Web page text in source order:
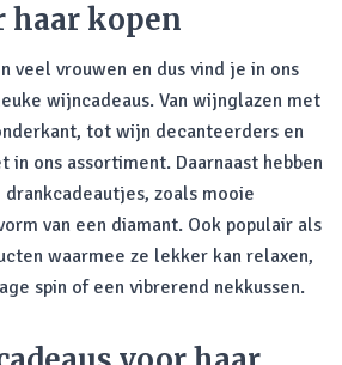
haar kopen
veel vrouwen en dus vind je in ons
wijncadeaus. Van wijnglazen met
tot wijn decanteerders en
ons assortiment. Daarnaast hebben
zoals mooie
van een diamant. Ook populair als
waarmee ze lekker kan relaxen,
spin of een vibrerend nekkussen.